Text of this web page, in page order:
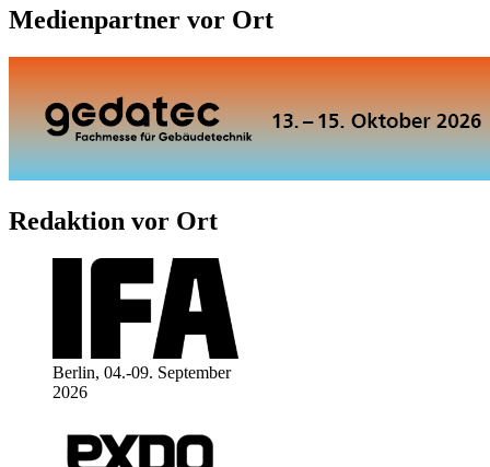
Medienpartner vor Ort
Redaktion vor Ort
Berlin, 04.-09. September
2026